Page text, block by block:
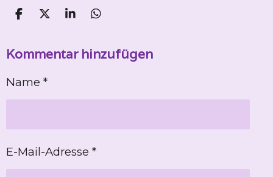
T
l
T
l
n
T
l
T
l
Kommentar hinzufügen
Name *
E-Mail-Adresse *